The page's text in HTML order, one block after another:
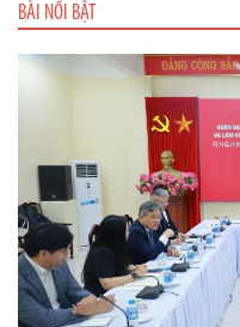
BÀI NỔI BẬT